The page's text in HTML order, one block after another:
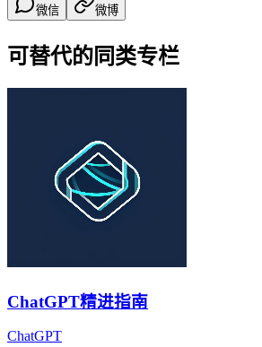
微信 微博
可替代的同类专栏
ChatGPT精进指南
ChatGPT